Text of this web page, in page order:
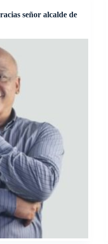
señor alcalde de